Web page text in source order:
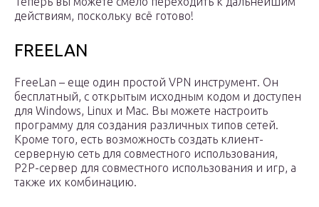
действиям, поскольку всё готово!
FREELAN
FreeLan – еще один простой VPN инструмент. Он
бесплатный, с открытым исходным кодом и доступен
для Windows, Linux и Mac. Вы можете настроить
программу для создания различных типов сетей.
Кроме того, есть возможность создать клиент-
серверную сеть для совместного использования,
P2P-сервер для совместного использования и игр, а
также их комбинацию.